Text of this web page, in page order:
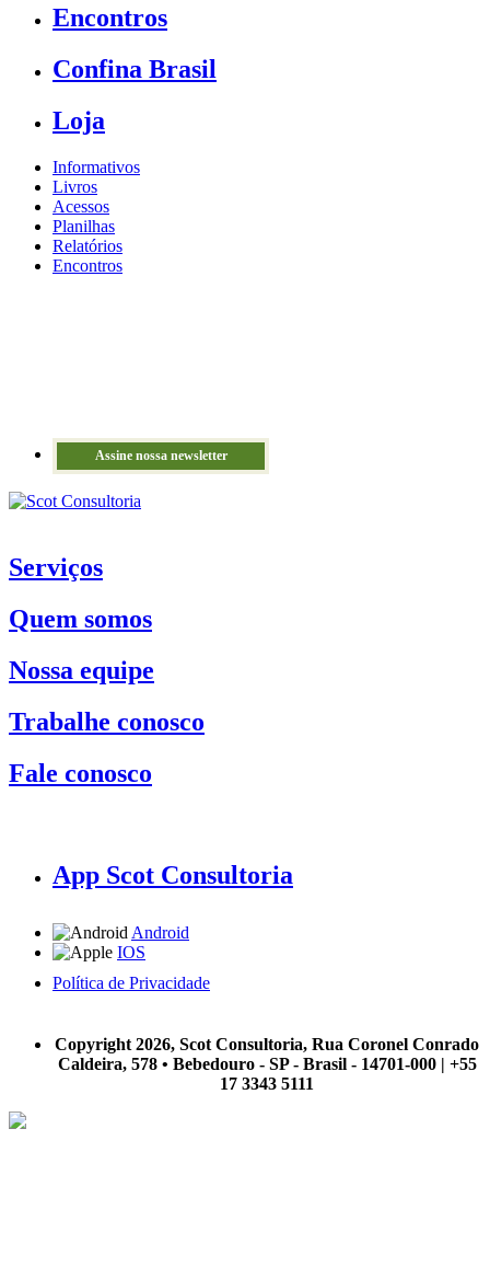
Encontros
Confina Brasil
Loja
Informativos
Livros
Acessos
Planilhas
Relatórios
Encontros
Assine nossa newsletter
Serviços
Quem somos
Nossa equipe
Trabalhe conosco
Fale conosco
App Scot Consultoria
Android
IOS
Política de Privacidade
Copyright 2026, Scot Consultoria, Rua Coronel Conrado
Caldeira, 578 • Bebedouro - SP - Brasil - 14701-000 | +55
17 3343 5111